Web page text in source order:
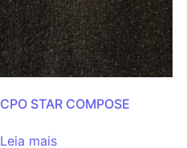
CPO STAR COMPOSE
Leia mais